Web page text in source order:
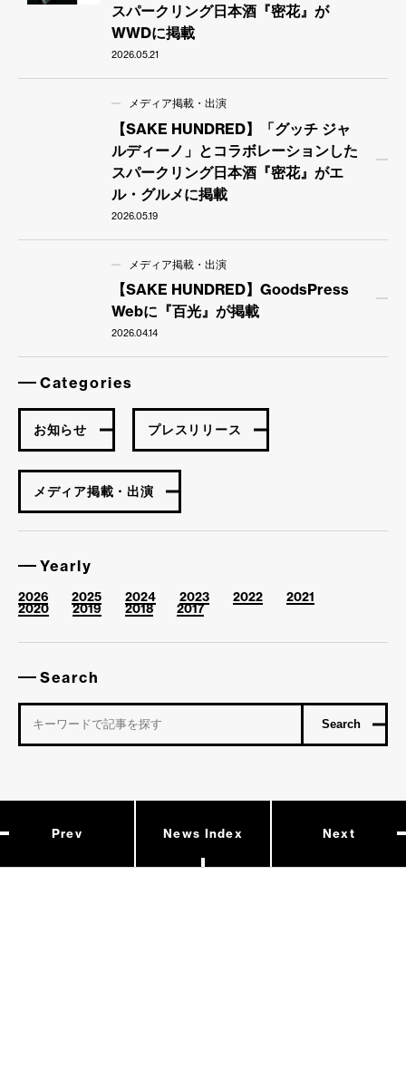
スパークリング日本酒『密花』が
WWDに掲載
2026.05.21
メディア掲載・出演
【SAKE HUNDRED】「グッチ ジャ
ルディーノ」とコラボレーションした
スパークリング日本酒『密花』がエ
ル・グルメに掲載
2026.05.19
メディア掲載・出演
【SAKE HUNDRED】GoodsPress
Webに『百光』が掲載
2026.04.14
Categories
お知らせ プレスリリース
メディア掲載・出演
Yearly
2026 2025 2024 2023 2022
2021
2020
2019 2018 2017
Search
Prev News Index Next